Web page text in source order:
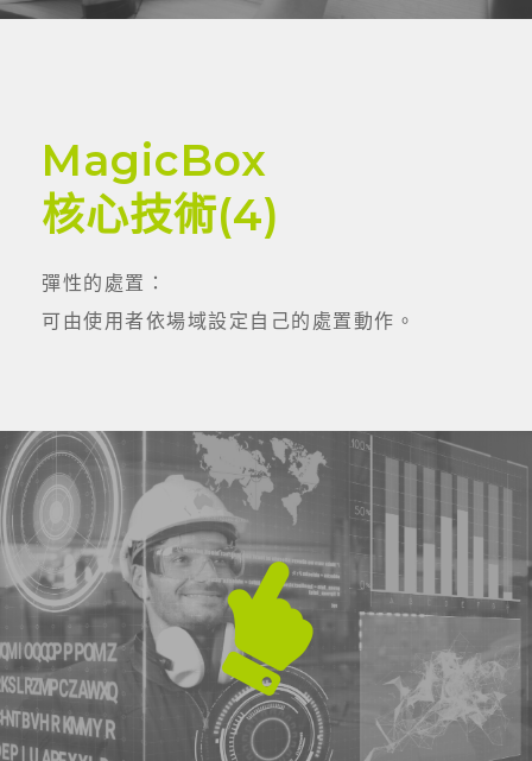
MagicBox
核心技術(4)
彈性的處置：
可由使用者依場域設定自己的處置動作。